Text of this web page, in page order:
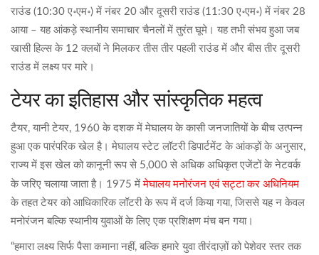
राउंड (10:30 ए॰एम॰) में नंबर 20 और दूसरी राउंड (11:30 ए॰एम॰) में नंबर 28
आया – यह आंकड़े स्थानीय समाचार चैनलों में तुरंत घूमे। यह तभी संभव हुआ जब
खासी हिल्स के 12 क्लबों ने मिलकर तीस तीर पहली राउंड में और बीस तीर दूसरी
राउंड में लक्ष्य पर मारे।
टेयर का इतिहास और सांस्कृतिक महत्व
टैयर, यानी टेयर, 1960 के दशक में मेघालय के कासी जनजातियों के बीच उत्पन्न
हुआ एक पारंपरिक खेल है। मेघालय स्टेट लॉटरी डिपार्टमेंट के आंकड़ों के अनुसार,
राज्य में इस खेल को कानूनी रूप से 5,000 से अधिक अधिकृत एजेंटों के नेटवर्क
के जरिए चलाया जाता है। 1975 मेंमेघालय मनोरंजन एवं सट्टा कर अधिनियम
के तहत टेयर को आधिकारिक लॉटरी के रूप में दर्ज किया गया, जिससे यह न केवल
मनोरंजन बल्कि स्थानीय युवाओं के लिए एक प्रशिक्षण मंच बन गया।
“हमारा लक्ष्य सिर्फ पैसा कमाना नहीं, बल्कि हमारे युवा तीरंदाज़ों को पेशेवर स्तर तक